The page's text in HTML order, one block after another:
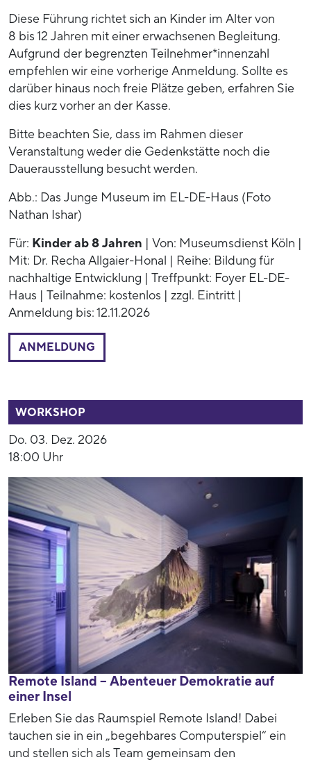
Diese Führung richtet sich an Kinder im Alter von
8 bis 12 Jahren mit einer erwachsenen Begleitung.
Aufgrund der begrenzten Teilnehmer*innenzahl
empfehlen wir eine vorherige Anmeldung. Sollte es
darüber hinaus noch freie Plätze geben, erfahren Sie
dies kurz vorher an der Kasse.
Bitte beachten Sie, dass im Rahmen dieser
Veranstaltung weder die Gedenkstätte noch die
Dauerausstellung besucht werden.
Abb.: Das Junge Museum im EL-DE-Haus (Foto
Nathan Ishar)
Für: Kinder ab 8 Jahren | Von: Museumsdienst Köln |
Mit: Dr. Recha Allgaier-Honal | Reihe: Bildung für
nachhaltige Entwicklung | Treffpunkt: Foyer EL-DE-
Haus | Teilnahme: kostenlos | zzgl. Eintritt |
Anmeldung bis: 12.11.2026
ANMELDUNG
WORKSHOP
Do. 03. Dez. 2026
18:00 Uhr
Remote Island – Abenteuer Demokratie auf
einer Insel
Erleben Sie das Raumspiel Remote Island! Dabei
tauchen sie in ein „begehbares Computerspiel“ ein
und stellen sich als Team gemeinsam den